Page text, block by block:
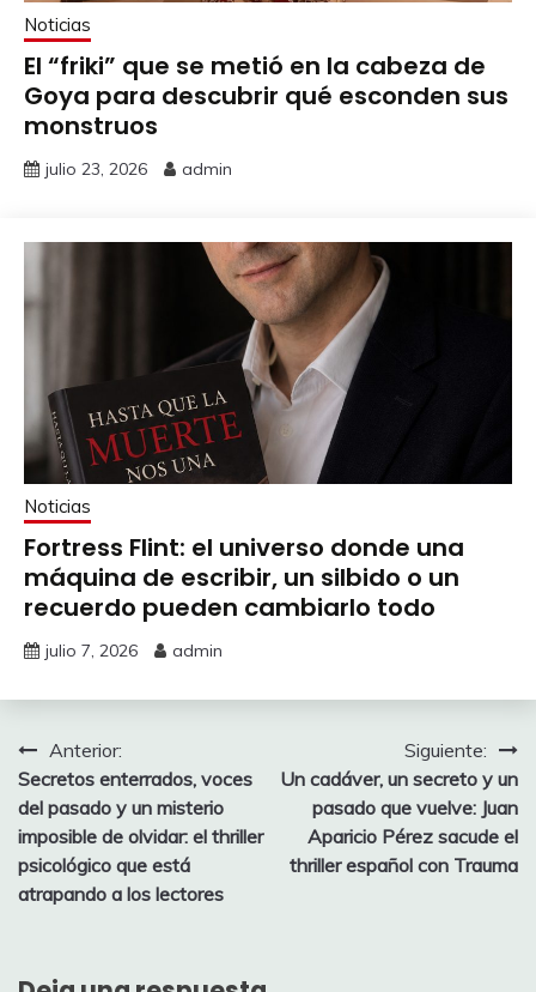
Noticias
El “friki” que se metió en la cabeza de
Goya para descubrir qué esconden sus
monstruos
julio 23, 2026 admin
Noticias
Fortress Flint: el universo donde una
máquina de escribir, un silbido o un
recuerdo pueden cambiarlo todo
julio 7, 2026 admin
Navegación
de
entradas
Anterior:
Secretos enterrados, voces
del pasado y un misterio
imposible de olvidar: el thriller
psicológico que está
atrapando a los lectores
Siguiente:
Un cadáver, un secreto y un
pasado que vuelve: Juan
Aparicio Pérez sacude el
thriller español con Trauma